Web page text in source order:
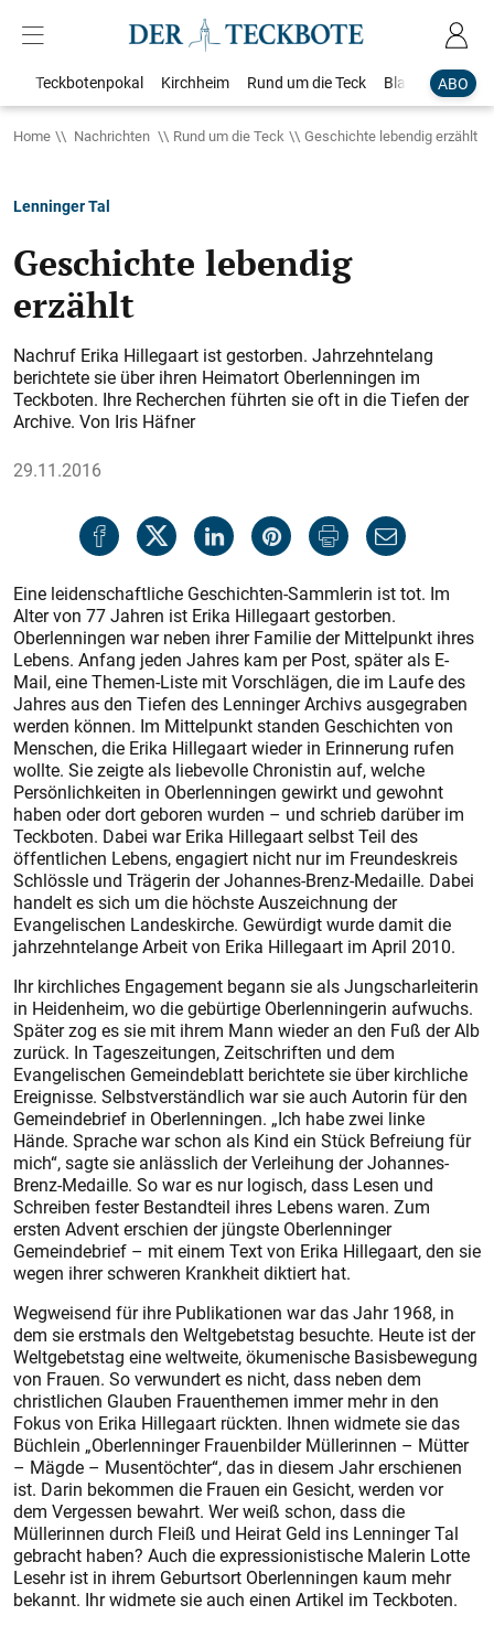
ABO
Teckbotenpokal Kirchheim Rund um die Teck Blaulicht
Home Nachrichten Rund um die Teck Geschichte lebendig erzählt
Lenninger Tal
Geschichte lebendig
erzählt
Nachruf Erika Hillegaart ist gestorben. Jahrzehntelang
berichtete sie über ihren Heimatort Oberlenningen im
Teckboten. Ihre Recherchen führten sie oft in die Tiefen der
Archive. Von Iris Häfner
29.11.2016
Eine leidenschaftliche Geschichten-Sammlerin ist tot. Im
Alter von 77 Jahren ist Erika Hillegaart gestorben.
Oberlenningen war neben ihrer Familie der Mittelpunkt ihres
Lebens. Anfang jeden Jahres kam per Post, später als E-
Mail, eine Themen-Liste mit Vorschlägen, die im Laufe des
Jahres aus den Tiefen des Lenninger Archivs ausgegraben
werden können. Im Mittelpunkt standen Geschichten von
Menschen, die Erika Hillegaart wieder in Erinnerung rufen
wollte. Sie zeigte als liebevolle Chronistin auf, welche
Persönlichkeiten in Oberlenningen gewirkt und gewohnt
haben oder dort geboren wurden – und schrieb darüber im
Teckboten. Dabei war Erika Hillegaart selbst Teil des
öffentlichen Lebens, engagiert nicht nur im Freundeskreis
Schlössle und Trägerin der Johannes-Brenz-Medaille. Dabei
handelt es sich um die höchste Auszeichnung der
Evangelischen Landeskirche. Gewürdigt wurde damit die
jahrzehntelange Arbeit von Erika Hillegaart im April 2010.
Ihr kirchliches Engagement begann sie als Jungscharleiterin
in Heidenheim, wo die gebürtige Oberlenningerin aufwuchs.
Später zog es sie mit ihrem Mann wieder an den Fuß der Alb
zurück. In Tageszeitungen, Zeitschriften und dem
Evangelischen Gemeindeblatt berichtete sie über kirchliche
Ereignisse. Selbstverständlich war sie auch Autorin für den
Gemeindebrief in Oberlenningen. „Ich habe zwei linke
Hände. Sprache war schon als Kind ein Stück Befreiung für
mich“, sagte sie anlässlich der Verleihung der Johannes-
Brenz-Medaille. So war es nur logisch, dass Lesen und
Schreiben fester Bestandteil ihres Lebens waren. Zum
ersten Advent erschien der jüngste Oberlenninger
Gemeindebrief – mit einem Text von Erika Hillegaart, den sie
wegen ihrer schweren Krankheit diktiert hat.
Wegweisend für ihre Publikationen war das Jahr 1968, in
dem sie erstmals den Weltgebetstag besuchte. Heute ist der
Weltgebetstag eine weltweite, ökumenische Basisbewegung
von Frauen. So verwundert es nicht, dass neben dem
christlichen Glauben Frauenthemen immer mehr in den
Fokus von Erika Hillegaart rückten. Ihnen widmete sie das
Büchlein „Oberlenninger Frauenbilder Müllerinnen – Mütter
– Mägde – Musentöchter“, das in diesem Jahr erschienen
ist. Darin bekommen die Frauen ein Gesicht, werden vor
dem Vergessen bewahrt. Wer weiß schon, dass die
Müllerinnen durch Fleiß und Heirat Geld ins Lenninger Tal
gebracht haben? Auch die expressionistische Malerin Lotte
Lesehr ist in ihrem Geburtsort Oberlenningen kaum mehr
bekannt. Ihr widmete sie auch einen Artikel im Teckboten.